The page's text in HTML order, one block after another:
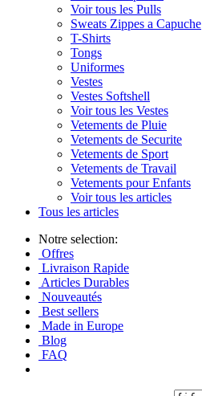
Voir tous les Pulls
Sweats Zippes a Capuche
T-Shirts
Tongs
Uniformes
Vestes
Vestes Softshell
Voir tous les Vestes
Vetements de Pluie
Vetements de Securite
Vetements de Sport
Vetements de Travail
Vetements pour Enfants
Voir tous les articles
Tous les articles
Notre selection:
Offres
Livraison Rapide
Articles Durables
Nouveautés
Best sellers
Made in Europe
Blog
FAQ